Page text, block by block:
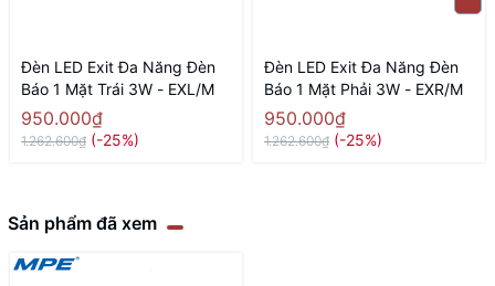
Đèn LED Exit Đa Năng Đèn
Báo 1 Mặt Trái 3W - EXL/M
950.000₫
1.262.600₫ (-25%)
Đèn LED Exit Đa Năng Đèn
Báo 1 Mặt Phải 3W - EXR/M
950.000₫
1.262.600₫ (-25%)
Sản phẩm đã xem